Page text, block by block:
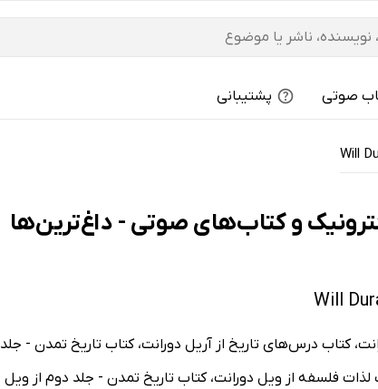
صوتی پشتیبانی
Will
کتاب درس‌های تاریخ از آریل دورانت، کتاب تاریخ تمدن -
فلسفه از ویل دورانت، کتاب تاریخ تمدن - جلد دوم از